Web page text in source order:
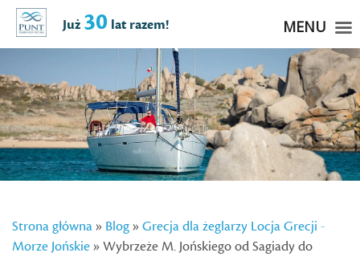
Strona główna» Blog»Grecja dla żeglarzy Locja Grecji -
Morze Jońskie» Wybrzeże M. Jońskiego od Sagiady do
Już30 lat razem! MENU